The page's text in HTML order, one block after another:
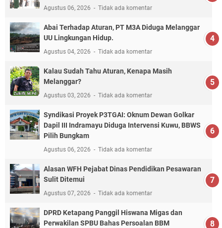
Agustus 06, 2026 Tidak ada komentar
Abai Terhadap Aturan, PT M3A Diduga Melanggar
UU Lingkungan Hidup.
Agustus 04, 2026 Tidak ada komentar
Kalau Sudah Tahu Aturan, Kenapa Masih
Melanggar?
Agustus 03, 2026 Tidak ada komentar
Syndikasi Proyek P3TGAI: Oknum Dewan Golkar
Dapil III Indramayu Diduga Intervensi Kuwu, BBWS
Pilih Bungkam
Agustus 06, 2026 Tidak ada komentar
Alasan WFH Pejabat Dinas Pendidikan Pesawaran
Sulit Ditemui
Agustus 07, 2026 Tidak ada komentar
DPRD Ketapang Panggil Hiswana Migas dan
Perwakilan SPBU Bahas Persoalan BBM